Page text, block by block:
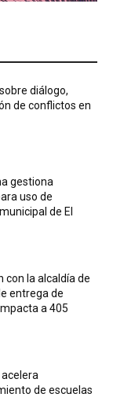
diálogo,
de conflictos en
gestiona
uso de
de El
con la alcaldía de
entrega de
a 405
de escuelas